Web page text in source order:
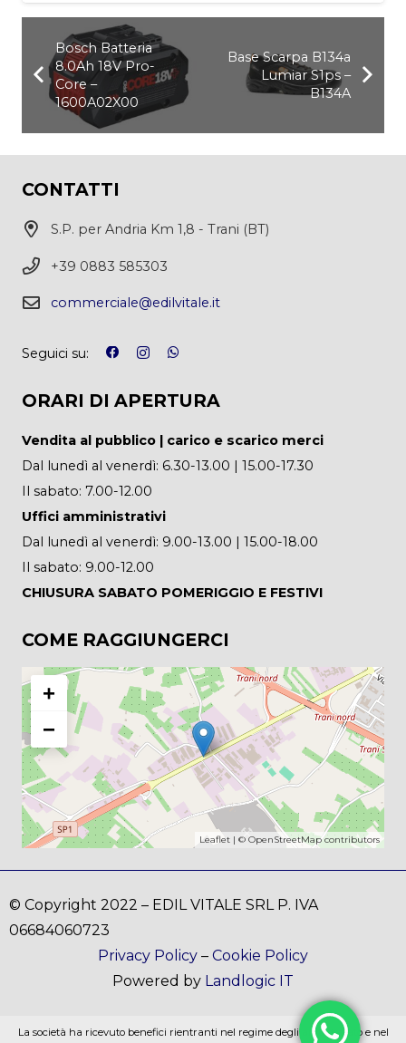
Bosch Batteria
8.0Ah 18V Pro-
Core –
1600A02X00
Base Scarpa B134a
Lumiar S1ps –
B134A
CONTATTI
S.P. per Andria Km 1,8 - Trani (BT)
+39 0883 585303
commerciale@edilvitale.it
Seguici su:
ORARI DI APERTURA
Vendita al pubblico | carico e scarico merci
Dal lunedì al venerdì: 6.30-13.00 | 15.00-17.30
Il sabato: 7.00-12.00
Uffici amministrativi
Dal lunedì al venerdì: 9.00-13.00 | 15.00-18.00
Il sabato: 9.00-12.00
CHIUSURA SABATO POMERIGGIO E FESTIVI
COME RAGGIUNGERCI
+
−
Leaflet | © OpenStreetMapcontributors
© Copyright 2022 – EDIL VITALE SRL P. IVA
06684060723
Privacy Policy – Cookie Policy
Powered by Landlogic IT
La società ha ricevuto benefici rientranti nel regime degli aiuti di stato e nel